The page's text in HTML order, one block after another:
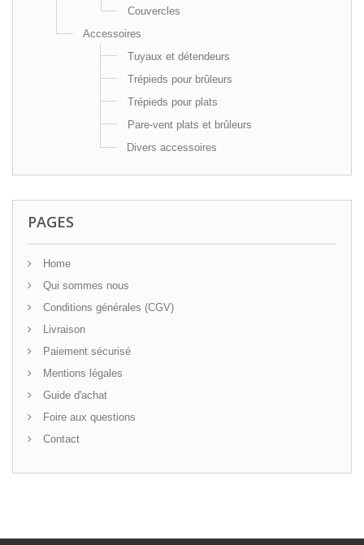
Couvercles
Accessoires
Tuyaux et détendeurs
Trépieds pour brûleurs
Trépieds pour plats
Pare-vent plats et brûleurs
Divers accessoires
PAGES
Home
Qui sommes nous
Conditions générales (CGV)
Livraison
Paiement sécurisé
Mentions légales
Guide d'achat
Foire aux questions
Contact